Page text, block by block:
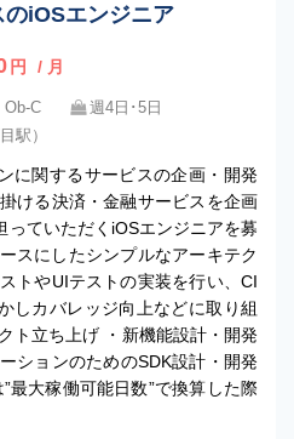
のiOSエンジニア
円 / 月
Ob-C
週4日･5日
駅）
に関するサービスの企画・開発
ける決済・金融サービスを企画
っていただくiOSエンジニアを募
スにしたシンプルなアーキテク
トやUIテストの実装を行い、CI
しカバレッジ向上などに取り組
ト立ち上げ ・新機能設計・開発
ションのためのSDK設計・開発
大稼働可能日数”で換算した際